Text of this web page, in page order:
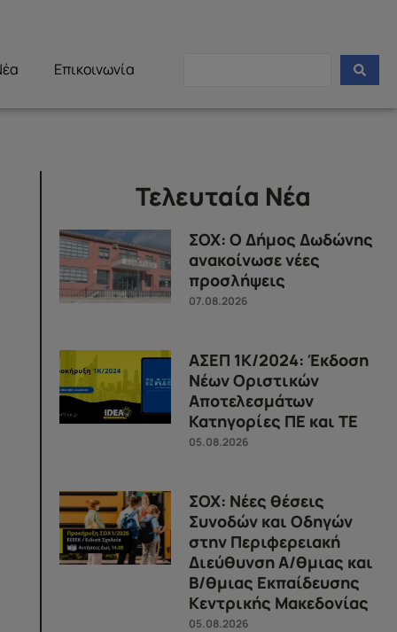
Επικοινωνία
Τελευταία Νέα
ΣΟΧ: Ο Δήμος Δωδώνης
ανακοίνωσε νέες
προσλήψεις
07.08.2026
ΑΣΕΠ 1Κ/2024: Έκδοση
Νέων Οριστικών
Αποτελεσμάτων
Κατηγορίες ΠΕ και ΤΕ
05.08.2026
ΣΟΧ: Νέες θέσεις
Συνοδών και Οδηγών
στην Περιφερειακή
Διεύθυνση Α/θμιας και
Β/θμιας Εκπαίδευσης
Κεντρικής Μακεδονίας
05.08.2026